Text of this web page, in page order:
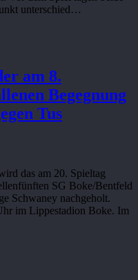
unterschied…
am 8.
Begegnung
Tus
das am 20. Spieltag
SG Boke/Bentfeld
Schwaney nachgeholt.
im Lippestadion Boke. Im